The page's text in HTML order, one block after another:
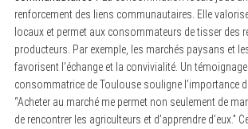
renforcement des liens communautaires. Elle
locaux et permet aux consommateurs de tisser des
producteurs. Par exemple, les marchés paysans et
favorisent l’échange et la convivialité. Un témoignage
consommatrice de Toulouse souligne l’importance
“Acheter au marché me permet non seulement de
de rencontrer les agriculteurs et d’apprendre d’eux.”
o
: